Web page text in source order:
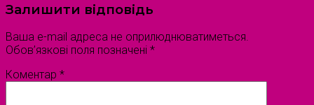
Залишити відповідь
Ваша e-mail адреса не оприлюднюватиметься.
Обов’язкові поля позначені *
Коментар *